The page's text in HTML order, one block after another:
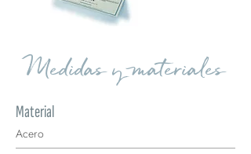
Medidas y materiales
Material
Acero